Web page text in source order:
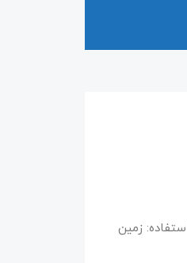
استفاده: زمین